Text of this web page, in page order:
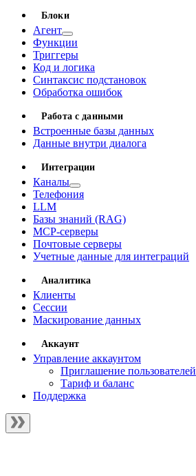
Блоки
Агент
Функции
Триггеры
Код и логика
Синтаксис подстановок
Обработка ошибок
Работа с данными
Встроенные базы данных
Данные внутри диалога
Интеграции
Каналы
Телефония
LLM
Базы знаний (RAG)
MCP-серверы
Почтовые серверы
Учетные данные для интеграций
Аналитика
Клиенты
Сессии
Маскирование данных
Аккаунт
Управление аккаунтом
Приглашение пользователей
Тариф и баланс
Поддержка